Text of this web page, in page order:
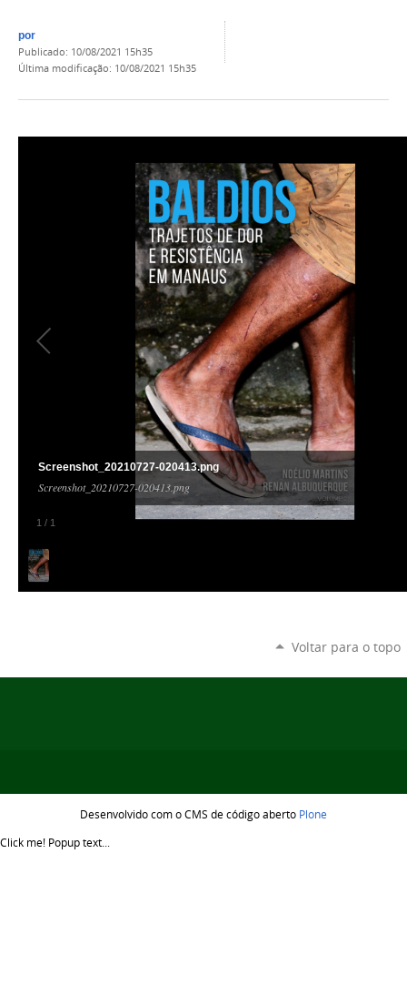
por
publicado: 10/08/2021 15h35
última modificação: 10/08/2021 15h35
1 / 1
Screenshot_20210727-020413.png
Screenshot_20210727-020413.png
Voltar para o topo
Desenvolvido com o CMS de código aberto Plone
Click me! Popup text...